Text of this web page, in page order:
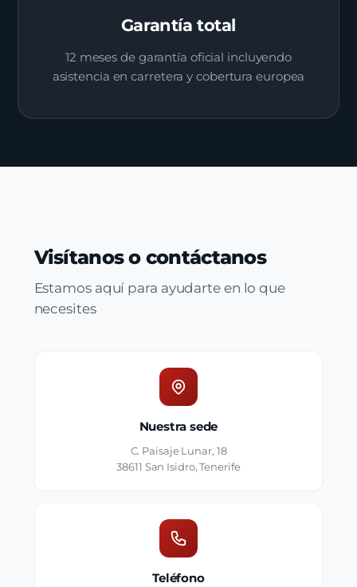
Garantía total
12 meses de garantía oficial incluyendo
asistencia en carretera y cobertura europea
Visítanos o contáctanos
Estamos aquí para ayudarte en lo que
necesites
Nuestra sede
C. Paisaje Lunar, 18
38611 San Isidro, Tenerife
Teléfono